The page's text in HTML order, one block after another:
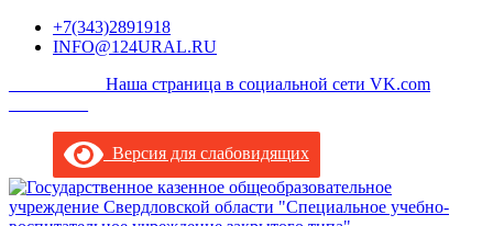
Перейти+7(343)2891918
INFO@124URAL.RU
___________Наша страница в социальной сети VK.com
Версия для слабовидящих